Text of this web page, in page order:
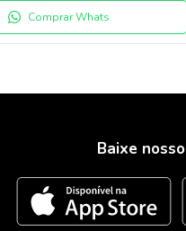
Comprar Whats
Baixe